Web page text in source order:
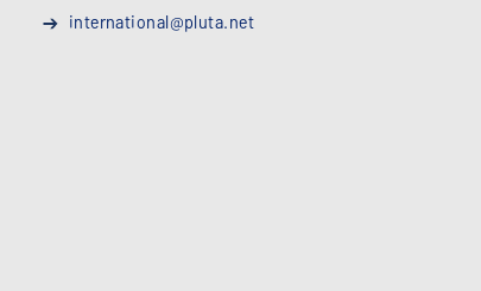
international@pluta.net